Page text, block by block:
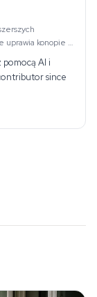
uprawia konopie w
To praktyczne
AI i
since